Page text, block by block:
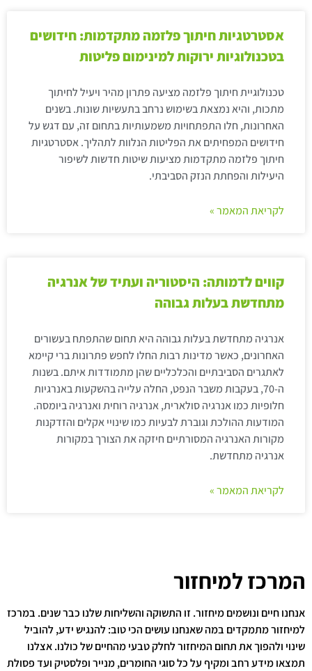
אסטרטגיות חיתוך פלזמה מתקדמות: חידושים
בטכנולוגיות ירוקות למינימום פליטות
טכנולוגיית חיתוך פלזמה מציעה פתרון מהיר ויעיל לחיתוך
מתכות, והיא נמצאת בשימוש נרחב בתעשיות שונות. בשנים
האחרונות, חלו התפתחויות משמעותיות בתחום זה, עם דגש על
חידושים המפחיתים את הפליטות הנלוות לתהליך. אסטרטגיות
חיתוך פלזמה מתקדמות מציעות שיטות חדשות לשיפור
היעילות והפחתת הנזק הסביבתי.
לקריאת המאמר »
קווים לדמותה: היסטוריה ועתיד של אנרגיה
מתחדשת בעלות גבוהה
אנרגיה מתחדשת בעלות גבוהה היא תחום שהתפתח בעשורים
האחרונים, כאשר מדינות רבות החלו לחפש פתרונות ברי קיימא
לאתגרים הסביבתיים והכלכליים שהן מתמודדות איתם. בשנות
ה-70, בעקבות משבר הנפט, החלה עלייה בהשקעות באנרגיות
חלופיות כמו אנרגיה סולארית, אנרגיה רוחית ואנרגיה ביומסה.
המודעות ההולכת וגוברת לבעיות כמו שינויי אקלים והזדקנות
מקורות האנרגיה המסורתיים חיזקה את הצורך במקורות
אנרגיה מתחדשת.
לקריאת המאמר »
המרכז למיחזור
אנחנו חיים ונושמים מיחזור. זו התשוקה והשליחות שלנו כבר שנים. במרכז
למיחזור מתמקדים במה שאנחנו עושים הכי טוב: להנגיש ידע, להוביל
שינוי ולהפוך את תחום המיחזור לחלק טבעי מהחיים של כולנו. אצלנו
תמצאו מידע רחב ומקיף על כל סוגי החומרים, מנייר ופלסטיק ועד פסולת